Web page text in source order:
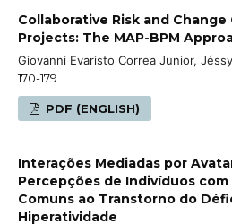
Collaborative Risk and Change
Projects: The MAP-BPM
Giovanni Evaristo Correa Junior,
170-179
PDF (ENGLISH)
Interações Mediadas por
Percepções de Indivíduos
Comuns ao Transtorno do
Hiperatividade